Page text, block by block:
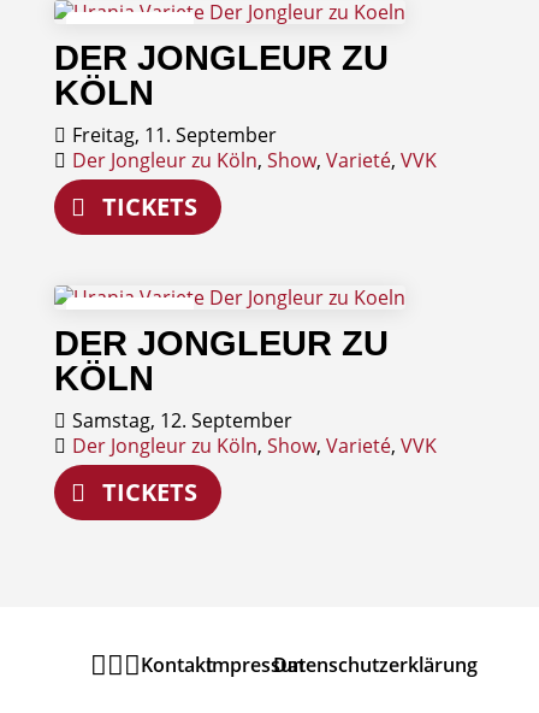
11
September
DER JONGLEUR ZU
KÖLN
Freitag, 11. September
Der Jongleur zu Köln, Show, Varieté, VVK
TICKETS
12
September
DER JONGLEUR ZU
KÖLN
Samstag, 12. September
Der Jongleur zu Köln, Show, Varieté, VVK
TICKETS
KontaktImpressumDatenschutzerklärung